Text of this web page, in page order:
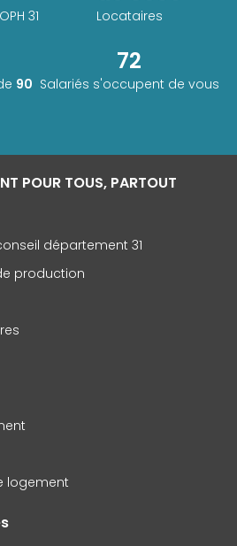
OPH 31 Locataires
90
72
Salariés s'occupent de vous
POUR TOUS, PARTOUT
département 31
production
logement